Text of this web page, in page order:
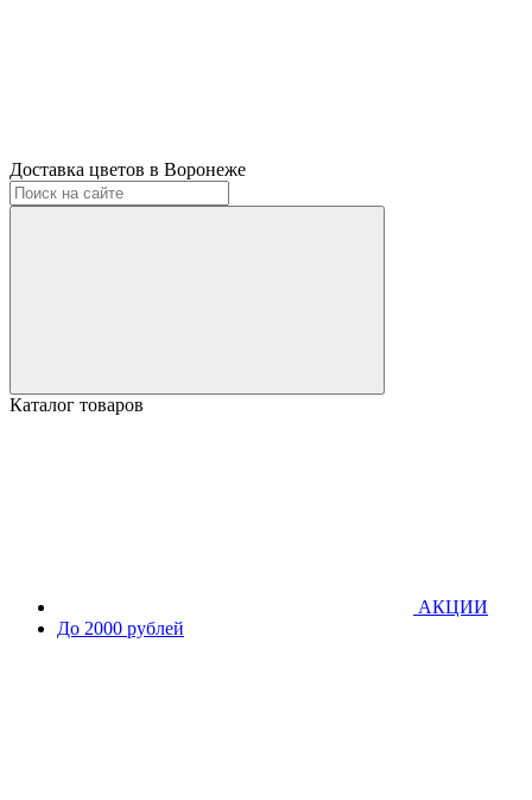
Доставка цветов в Воронеже
Каталог товаров
АКЦИИ
До 2000 рублей